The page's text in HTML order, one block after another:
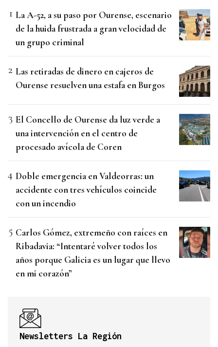
La A-52, a su paso por Ourense, escenario
de la huida frustrada a gran velocidad de
un grupo criminal
Las retiradas de dinero en cajeros de
Ourense resuelven una estafa en Burgos
El Concello de Ourense da luz verde a
una intervención en el centro de
procesado avícola de Coren
Doble emergencia en Valdeorras: un
accidente con tres vehículos coincide
con un incendio
Carlos Gómez, extremeño con raíces en
Ribadavia: “Intentaré volver todos los
años porque Galicia es un lugar que llevo
en mi corazón”
Newsletters La Región